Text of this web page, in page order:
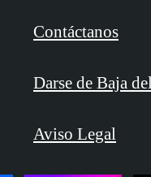
Contáctanos
Darse de Baja
Aviso Legal